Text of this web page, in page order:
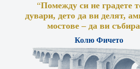
“Помежду си не градете
дувари, дето да ви делят,
мостове – да ви
Колю Фичето